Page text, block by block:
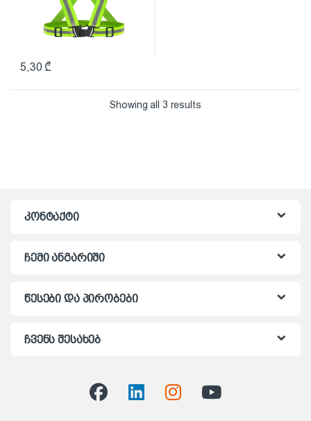
5,30 ₾
Showing all 3 results
კონტაქტი
ჩემი ანგარიში
წესები და პირობები
ჩვენს შესახებ